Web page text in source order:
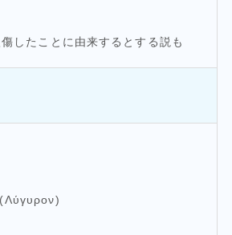
したことに由来するとする説も
(Λύγυρον)